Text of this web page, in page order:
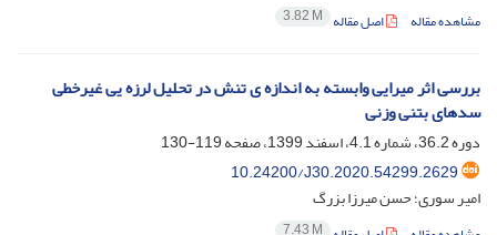
مشاهده مقاله اصل مقاله 3.82 M
بررسی اثر میرایی وابسته به اندازه ی تنش در تحلیل لرزه یی غیرخطی
سدهای بتنی وزنی
دوره 36.2، شماره 4.1، اسفند 1399، صفحه
119-130
10.24200/J30.2020.54299.2629
امیر سوری؛ حسن میرزا بزرگ
7.43 M